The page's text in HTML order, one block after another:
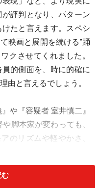
評判となり、パターン
たと言えます。スペシ
映画と展開を続ける”踊
クさせてくれました。
的側面を、時に的確に
由と言えるでしょう。
や『容疑者 室井慎二』
脚本家が変わっても、
のリズムや軽やかさ、
す。監督や脚本家が変
うケースもあるからで